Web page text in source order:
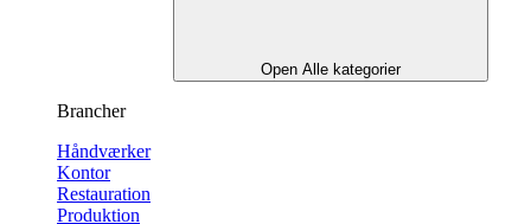
Open Alle kategorier
Brancher
Håndværker
Kontor
Restauration
Produktion